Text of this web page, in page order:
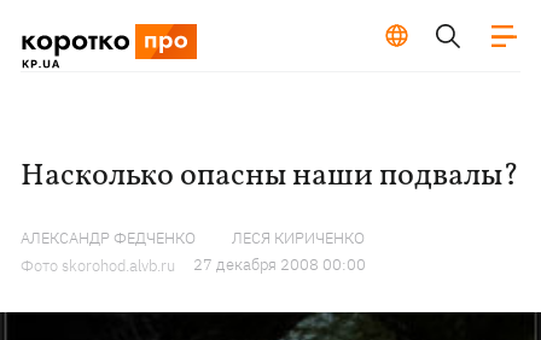
Насколько опасны наши подвалы?
АЛЕКСАНДР ФЕДЧЕНКО
ЛЕСЯ КИРИЧЕНКО
Фото skorohod.alvb.ru
27 декабря 2008 00:00